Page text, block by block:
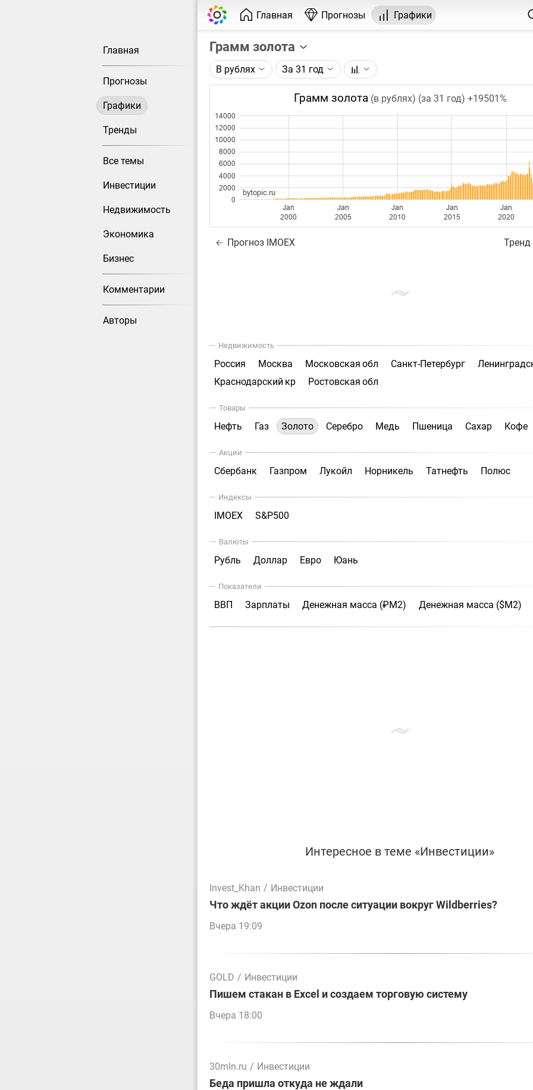
Главная Прогнозы Графики
Главная
Прогнозы
Графики
Тренды
Все темы
Инвестиции
Недвижимость
Экономика
Бизнес
Комментарии
Авторы
Грамм золота
Описание графика:
Цена фьючерса на золото, торгуемого на ICE.
Каждая точка на графике - цена закрытия дня, недели или месяца.
Оптимальный таймфрейм (день, неделя, месяц) подбирается
при изменении глубины графика.
Данные добавляются ежедневно.
В рублях За 31 год
Грамм золота (в рублях) (за 31 год) +19501%
Jan
2000
Jan
2005
Jan
2010
Jan
2015
Jan
2020
0
2000
4000
6000
8000
10000
12000
14000
bytopic.ru
Прогноз IMOEX Тренд
Недвижимость
Россия Москва Московская обл Санкт-Петербург
Краснодарский кр
Ростовская обл
Товары
Нефть Газ Золото Серебро Медь Пшеница Сахар Кофе
Акции
Сбербанк Газпром Лукойл Норникель Татнефть Полюс
Индексы
IMOEX S&P500
Валюты
Рубль Доллар Евро Юань
Показатели
ВВП Зарплаты Денежная масса (₽М2) Денежная масса ($М2)
Интересное в теме «Инвестиции»
Invest_Khan / Инвестиции
Что ждёт акции Ozon после ситуации вокруг Wildberries?
Вчера 19:09
GOLD / Инвестиции
Пишем стакан в Excel и создаем торговую систему
Вчера 18:00
30mln.ru / Инвестиции
Беда пришла откуда не ждали